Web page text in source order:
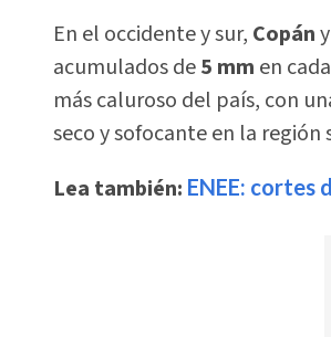
En el occidente y sur, Copány
acumulados de5 mm en
más caluroso del país, con
seco y sofocante en la región
Lea también: ENEE: cortes